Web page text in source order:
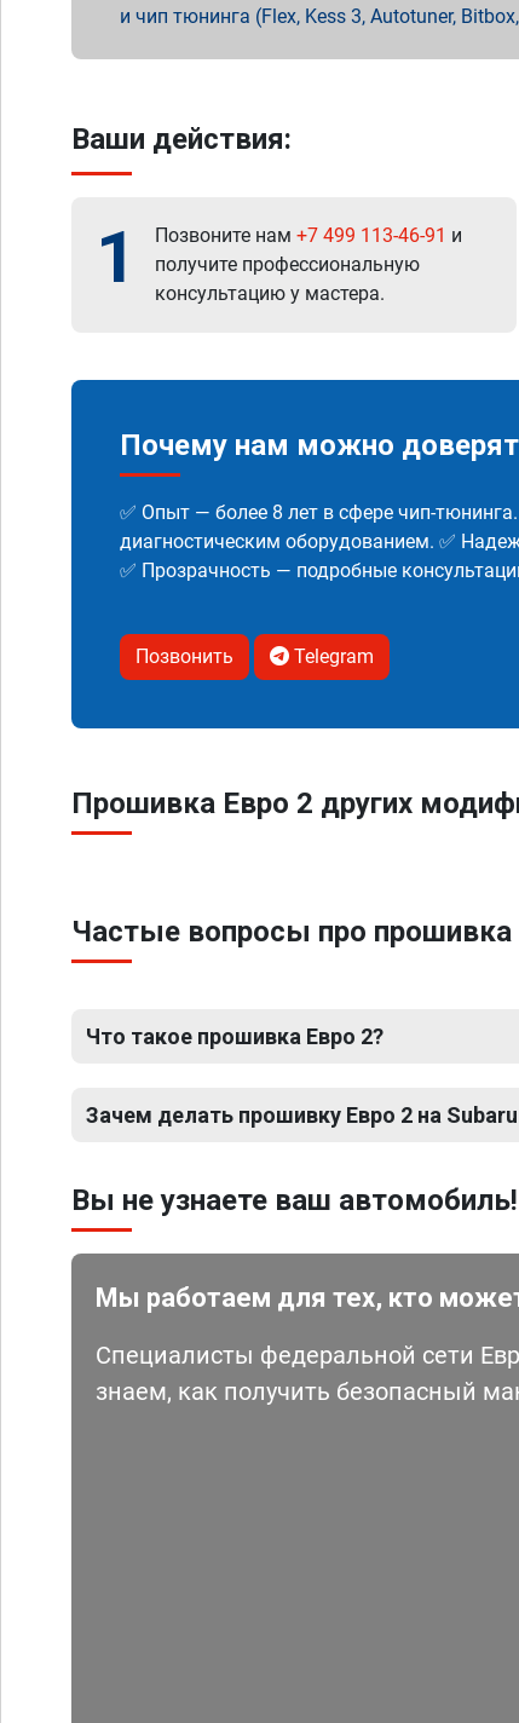
и чип тюнинга (Flex, Kess 3, Autotuner,
Ваши действия:
1 Позвоните нам +7 499 113-46-91 и
получите профессиональную
консультацию у мастера.
Почему нам можно
✅ Опыт — более 8 лет в сфере чип-
диагностическим оборудованием. ✅
✅ Прозрачность — подробные
Позвонить Telegram
Прошивка Евро 2 других
Частые вопросы про
Что такое прошивка Евро 2?
Зачем делать прошивку Евро 2 на
Вы не узнаете ваш автомобиль!
Мы работаем для тех, кто
Специалисты федеральной сети
знаем, как получить безопасный